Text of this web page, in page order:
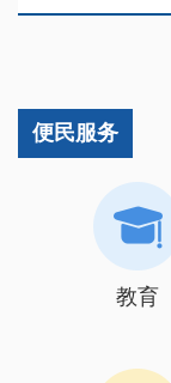
便民服务
教育